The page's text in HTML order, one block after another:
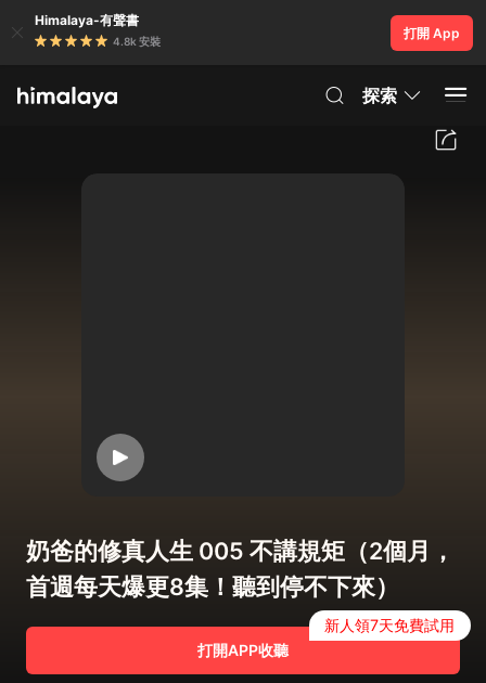
Himalaya-有聲書
4.8k 安裝
打開 App
探索
奶爸的修真人生 005 不講規矩（2個月，
首週每天爆更8集！聽到停不下來）
打開APP收聽
新人領7天免費試用